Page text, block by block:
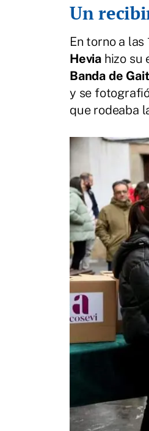
Un
En torno a
Hevia hizo su
Banda de
y se
que rodeaba